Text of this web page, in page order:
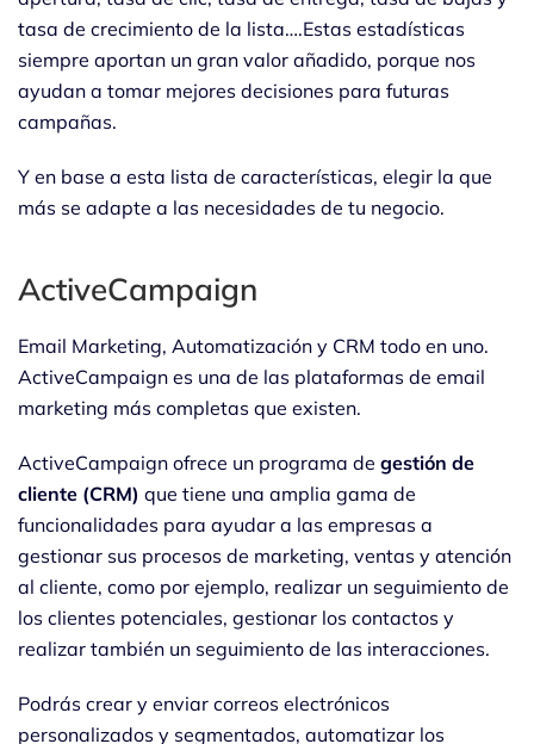
tasa de crecimiento de la lista….Estas estadísticas
siempre aportan un gran valor añadido, porque nos
ayudan a tomar mejores decisiones para futuras
campañas.
Y en base a esta lista de características, elegir la que
más se adapte a las necesidades de tu negocio.
ActiveCampaign
Email Marketing, Automatización y CRM todo en uno.
ActiveCampaign es una de las plataformas de email
marketing más completas que existen.
ActiveCampaign ofrece un programa de gestión de
cliente (CRM) que tiene una amplia gama de
funcionalidades para ayudar a las empresas a
gestionar sus procesos de marketing, ventas y atención
al cliente, como por ejemplo, realizar un seguimiento de
los clientes potenciales, gestionar los contactos y
realizar también un seguimiento de las interacciones.
Podrás crear y enviar correos electrónicos
personalizados y segmentados, automatizar los